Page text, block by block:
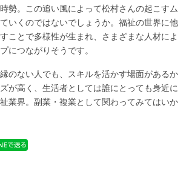
勢。この追い風によって松村さんの起こすム
いくのではないでしょうか。福祉の世界に他
ことで多様性が生まれ、さまざまな人材によ
につながりそうです。
のない人でも、スキルを活かす場面があるか
が高く、生活者としては誰にとっても身近に
業界。副業・複業として関わってみてはいか